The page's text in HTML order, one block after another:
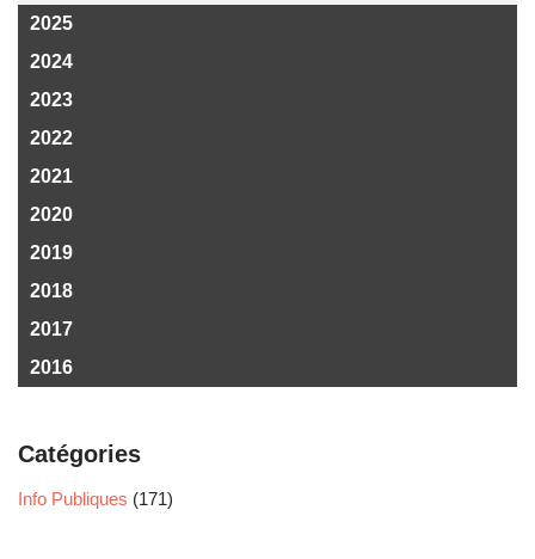
2025
2024
2023
2022
2021
2020
2019
2018
2017
2016
Catégories
Info Publiques (171)